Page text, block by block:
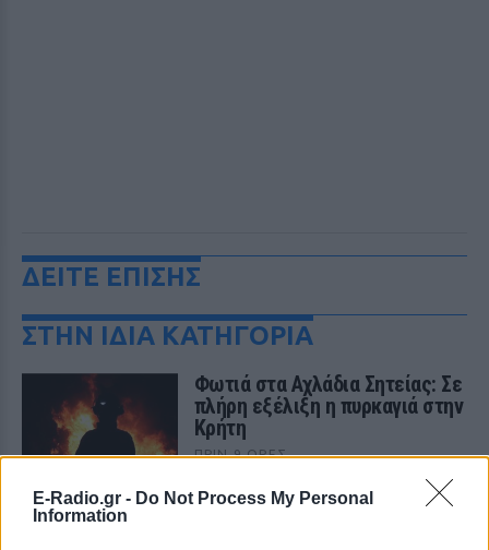
E-Radio.gr - Do Not Process My Personal
Information
ΔΕΙΤΕ ΕΠΙΣΗΣ
ΣΤΗΝ ΙΔΙΑ ΚΑΤΗΓΟΡΙΑ
Φωτιά στα Αχλάδια Σητείας: Σε
πλήρη εξέλιξη η πυρκαγιά στην
Κρήτη
ΠΡΙΝ 9 ΏΡΕΣ
εκτυλίσσεται από τα βαθιά της νύχτας